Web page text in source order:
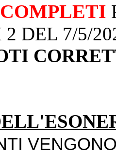
COMPLETI
DEL 7/5/